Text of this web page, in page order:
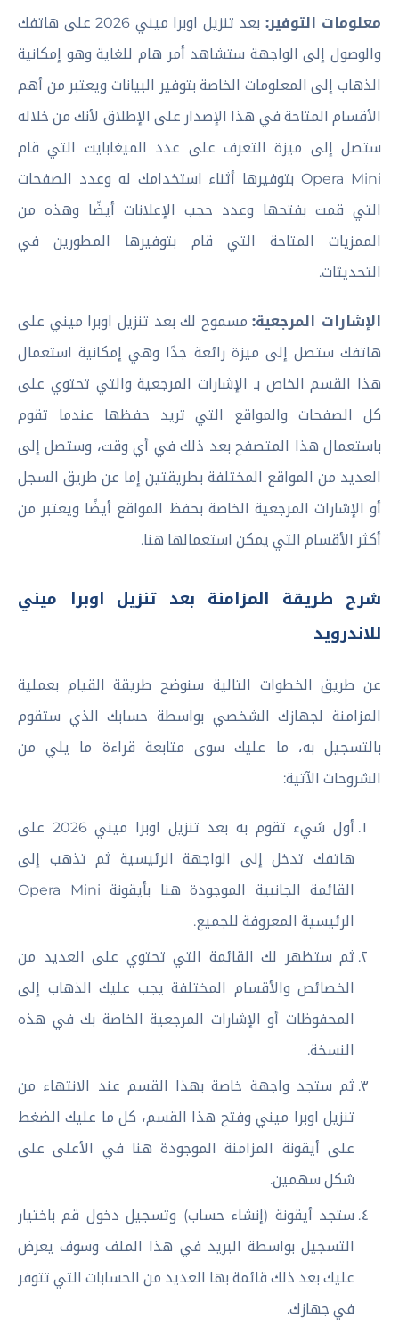
معلومات التوفير:
بعد تنزيل اوبرا ميني 2026 على هاتفك
والوصول إلى الواجهة ستشاهد أمر هام للغاية وهو إمكانية
الذهاب إلى المعلومات الخاصة بتوفير البيانات ويعتبر من أهم
الأقسام المتاحة في هذا الإصدار على الإطلاق لأنك من خلاله
ستصل إلى ميزة التعرف على عدد الميغابايت التي قام
Opera Mini بتوفيرها أثناء استخدامك له وعدد الصفحات
التي قمت بفتحها وعدد حجب الإعلانات أيضًا وهذه من
الممزيات المتاحة التي قام بتوفيرها المطورين في
التحديثات.
الإشارات المرجعية:مسموح لك بعد تنزيل اوبرا ميني على
هاتفك ستصل إلى ميزة رائعة جدًا وهي إمكانية استعمال
هذا القسم الخاص بـ الإشارات المرجعية والتي تحتوي على
كل الصفحات والمواقع التي تريد حفظها عندما تقوم
باستعمال هذا المتصفح بعد ذلك في أي وقت، وستصل إلى
العديد من المواقع المختلفة بطريقتين إما عن طريق السجل
أو الإشارات المرجعية الخاصة بحفظ المواقع أيضًا ويعتبر من
أكثر الأقسام التي يمكن استعمالها هنا.
شرح طريقة المزامنة بعد تنزيل اوبرا ميني
للاندرويد
عن طريق الخطوات التالية سنوضح طريقة القيام بعملية
المزامنة لجهازك الشخصي بواسطة حسابك الذي ستقوم
بالتسجيل به، ما عليك سوى متابعة قراءة ما يلي من
الشروحات الآتية:
أول شيء تقوم به بعد تنزيل اوبرا ميني 2026 على
هاتفك تدخل إلى الواجهة الرئيسية ثم تذهب إلى
القائمة الجانبية الموجودة هنا بأيقونة Opera Mini
الرئيسية المعروفة للجميع.
ثم ستظهر لك القائمة التي تحتوي على العديد من
الخصائص والأقسام المختلفة يجب عليك الذهاب إلى
المحفوظات أو الإشارات المرجعية الخاصة بك في هذه
النسخة.
ثم ستجد واجهة خاصة بهذا القسم عند الانتهاء من
تنزيل اوبرا ميني وفتح هذا القسم، كل ما عليك الضغط
على أيقونة المزامنة الموجودة هنا في الأعلى على
شكل سهمين.
ستجد أيقونة (إنشاء حساب) وتسجيل دخول قم باختيار
التسجيل بواسطة البريد في هذا الملف وسوف يعرض
عليك بعد ذلك قائمة بها العديد من الحسابات التي تتوفر
في جهازك.